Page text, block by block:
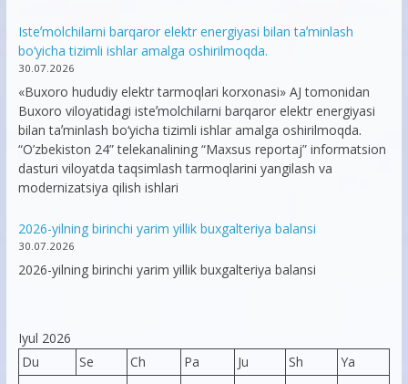
Isteʼmolchilarni barqaror elektr energiyasi bilan taʼminlash
bo‘yicha tizimli ishlar amalga oshirilmoqda.
30.07.2026
«Buxoro hududiy elektr tarmoqlari korxonasi» AJ tomonidan
Buxoro viloyatidagi isteʼmolchilarni barqaror elektr energiyasi
bilan taʼminlash bo‘yicha tizimli ishlar amalga oshirilmoqda.
“O’zbekiston 24” telekanalining “Maxsus reportaj” informatsion
dasturi viloyatda taqsimlash tarmoqlarini yangilash va
modernizatsiya qilish ishlari
2026-yilning birinchi yarim yillik buxgalteriya balansi
30.07.2026
2026-yilning birinchi yarim yillik buxgalteriya balansi
Iyul 2026
Du
Se Ch Pa Ju Sh
Ya